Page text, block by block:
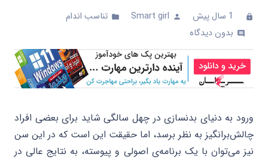
clock 1 سال پیش person
Smart girl
folder تناسب اندام
comments بدون دیدگاه
ورود به دنیای بدنسازی در چهل سالگی شاید برای بعضی افراد
چالش‌برانگیز به نظر برسد، اما حقیقت این است که در این سن
نیز می‌توان با یک برنامه‌ی اصولی و پیوسته، به نتایج عالی در